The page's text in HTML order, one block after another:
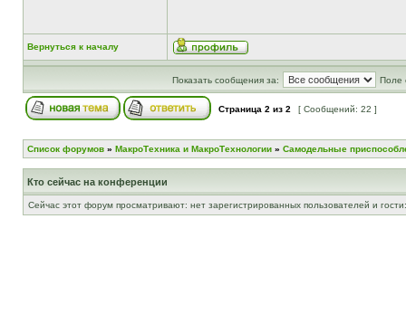
Вернуться к началу
Показать сообщения за: Поле
Страница 2 из 2 [ Сообщений: 22 ]
Список форумов » МакроТехника и МакроТехнологии » Самодельные
Кто сейчас на конференции
Сейчас этот форум просматривают: нет зарегистрированных пользователей и